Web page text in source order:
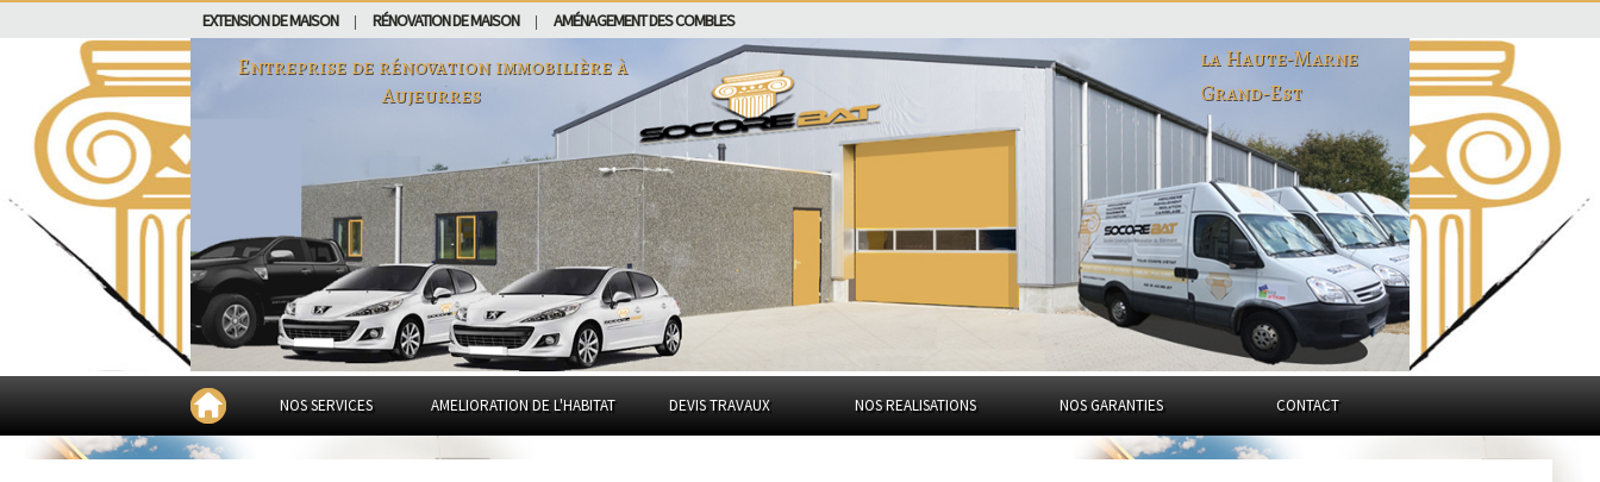
EXTENSION DE MAISON RÉNOVATION DE MAISON AMÉNAGEMENT DES COMBLES
Entreprise de rénovation immobilière à
Aujeurres
la Haute-Marne
Grand-Est
NOS SERVICES AMELIORATION DE L'HABITAT DEVIS TRAVAUX NOS REALISATIONS NOS GARANTIES CONTACT